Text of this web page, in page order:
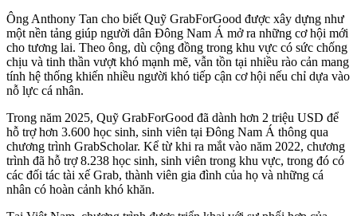
Ông Anthony Tan cho biết Quỹ GrabForGood được xây dựng như
một nền tảng giúp người dân Đông Nam Á mở ra những cơ hội mới
cho tương lai. Theo ông, dù cộng đồng trong khu vực có sức chống
chịu và tinh thần vượt khó mạnh mẽ, vẫn tồn tại nhiều rào cản mang
tính hệ thống khiến nhiều người khó tiếp cận cơ hội nếu chỉ dựa vào
nỗ lực cá nhân.
Trong năm 2025, Quỹ GrabForGood đã dành hơn 2 triệu USD để
hỗ trợ hơn 3.600 học sinh, sinh viên tại Đông Nam Á thông qua
chương trình GrabScholar. Kể từ khi ra mắt vào năm 2022, chương
trình đã hỗ trợ 8.238 học sinh, sinh viên trong khu vực, trong đó có
các đối tác tài xế Grab, thành viên gia đình của họ và những cá
nhân có hoàn cảnh khó khăn.